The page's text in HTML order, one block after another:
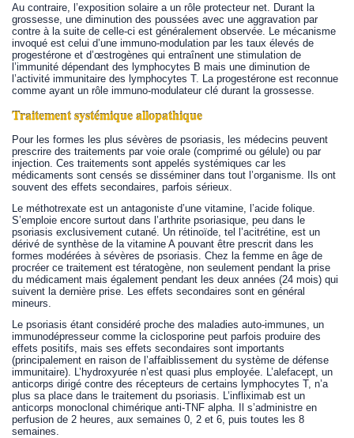
Au contraire, l’exposition solaire a un rôle protecteur net. Durant la
grossesse, une diminution des poussées avec une aggravation par
contre à la suite de celle-ci est généralement observée. Le mécanisme
invoqué est celui d’une immuno-modulation par les taux élevés de
progestérone et d’œstrogènes qui entraînent une stimulation de
l’immunité dépendant des lymphocytes B mais une diminution de
l’activité immunitaire des lymphocytes T. La progestérone est reconnue
comme ayant un rôle immuno-modulateur clé durant la grossesse.
Traitement systémique allopathique
Pour les formes les plus sévères de psoriasis, les médecins peuvent
prescrire des traitements par voie orale (comprimé ou gélule) ou par
injection. Ces traitements sont appelés systémiques car les
médicaments sont censés se disséminer dans tout l’organisme. Ils ont
souvent des effets secondaires, parfois sérieux.
Le méthotrexate est un antagoniste d’une vitamine, l’acide folique.
S’emploie encore surtout dans l’arthrite psoriasique, peu dans le
psoriasis exclusivement cutané. Un rétinoïde, tel l’acitrétine, est un
dérivé de synthèse de la vitamine A pouvant être prescrit dans les
formes modérées à sévères de psoriasis. Chez la femme en âge de
procréer ce traitement est tératogène, non seulement pendant la prise
du médicament mais également pendant les deux années (24 mois) qui
suivent la dernière prise. Les effets secondaires sont en général
mineurs.
Le psoriasis étant considéré proche des maladies auto-immunes, un
immunodépresseur comme la ciclosporine peut parfois produire des
effets positifs, mais ses effets secondaires sont importants
(principalement en raison de l’affaiblissement du système de défense
immunitaire). L’hydroxyurée n’est quasi plus employée. L’alefacept, un
anticorps dirigé contre des récepteurs de certains lymphocytes T, n’a
plus sa place dans le traitement du psoriasis. L’infliximab est un
anticorps monoclonal chimérique anti-TNF alpha. Il s’administre en
perfusion de 2 heures, aux semaines 0, 2 et 6, puis toutes les 8
semaines.